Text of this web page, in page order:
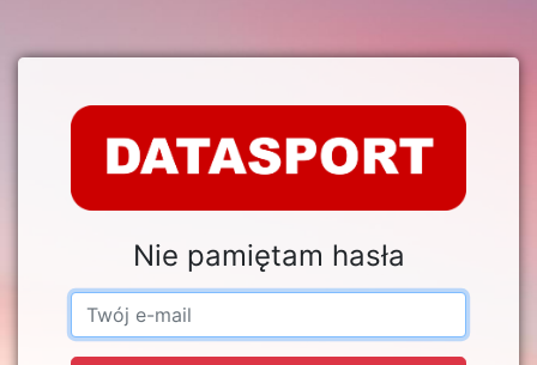
Nie pamiętam hasła